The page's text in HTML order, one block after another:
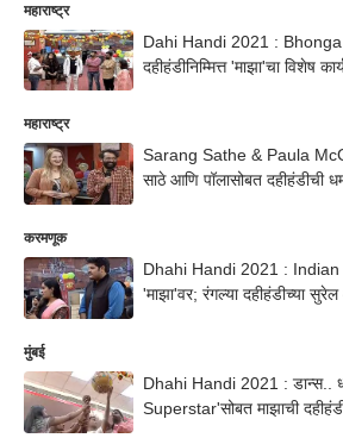
महाराष्ट्र
Dahi Handi 2021 : Bhonga
दहीहंडीनिम्मित्त 'माझा'चा विशेष
महाराष्ट्र
Sarang Sathe & Paula
साठे आणि पॉलासोबत दहीहंडीची
करमणूक
Dhahi Handi 2021 : Indian
'माझा'वर; रंगल्या दहीहंडीच्या
मुंबई
Dhahi Handi 2021 : डान्स..
Superstar'सोबत माझाची